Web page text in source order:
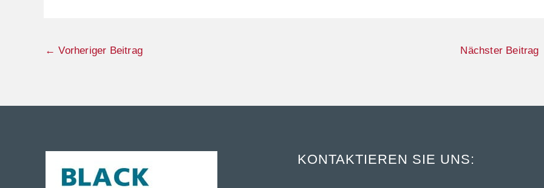
← Vorheriger Beitrag Nächster Beitrag
KONTAKTIEREN SIE UNS: